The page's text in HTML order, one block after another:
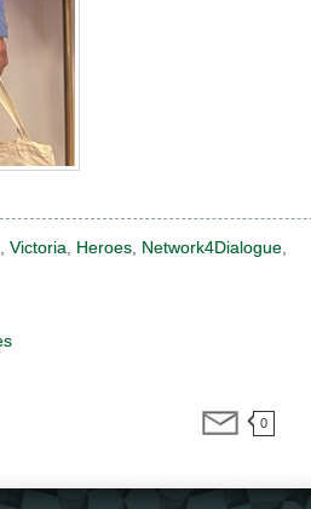
Victoria Heroes Network4Dialogue
0